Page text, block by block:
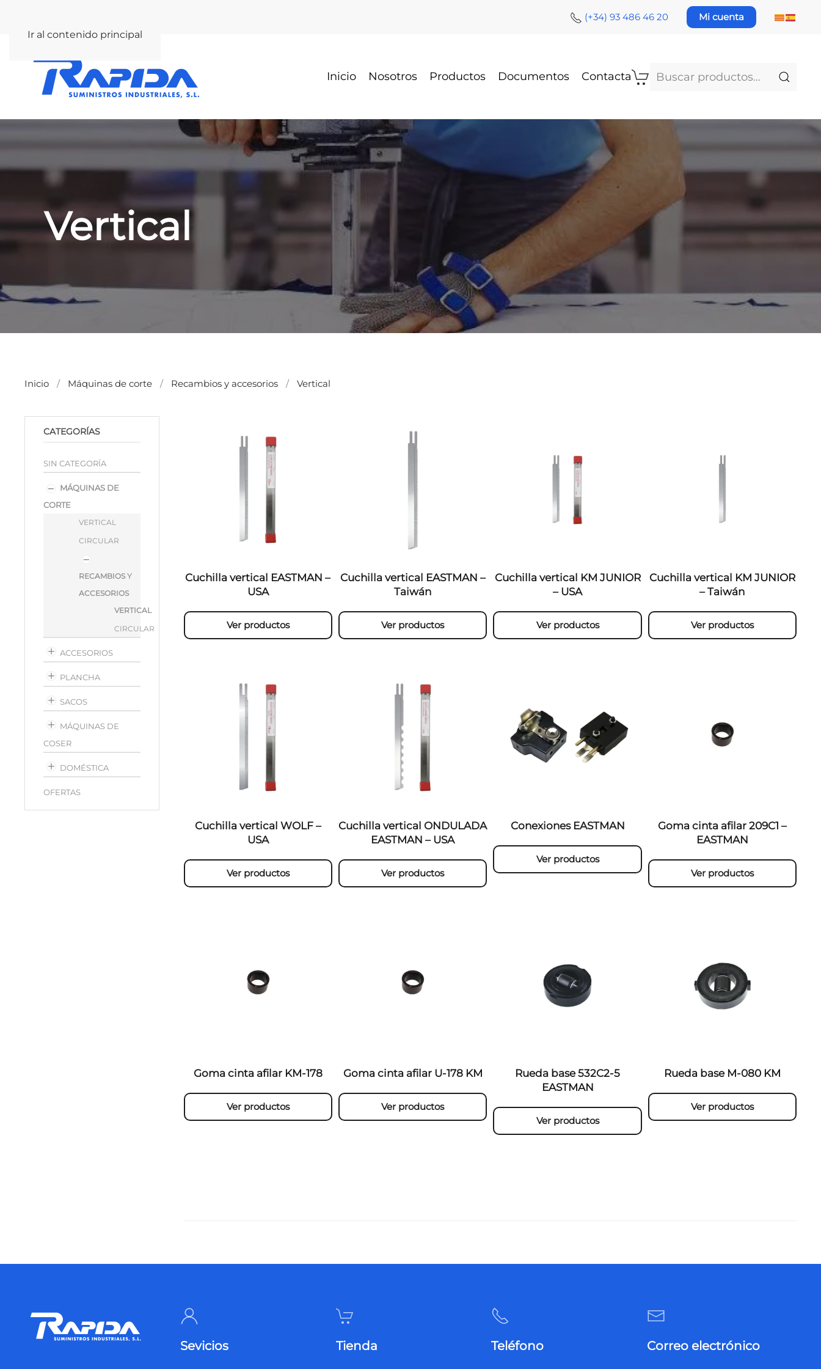
Ir al contenido principal
(+34) 93 486 46 20 Mi cuenta
Inicio Nosotros Productos Documentos Contacta
Buscar
Vertical
Inicio Máquinas de corte Recambios y accesorios Vertical
CATEGORÍAS
SIN CATEGORÍA
MÁQUINAS DE
CORTE
VERTICAL
CIRCULAR
RECAMBIOS Y
ACCESORIOS
VERTICAL
CIRCULAR
ACCESORIOS
PLANCHA
SACOS
MÁQUINAS DE
COSER
DOMÉSTICA
OFERTAS
Cuchilla vertical EASTMAN –
USA
Ver productos
Cuchilla vertical EASTMAN –
Taiwán
Ver productos
Cuchilla vertical KM JUNIOR
– USA
Ver productos
Cuchilla vertical KM JUNIOR
– Taiwán
Ver productos
Cuchilla vertical WOLF –
USA
Ver productos
Cuchilla vertical ONDULADA
EASTMAN – USA
Ver productos
Conexiones EASTMAN
Ver productos
Goma cinta afilar 209C1 –
EASTMAN
Ver productos
Goma cinta afilar KM-178
Ver productos
Goma cinta afilar U-178 KM
Ver productos
Rueda base 532C2-5
EASTMAN
Ver productos
Rueda base M-080 KM
Ver productos
Sevicios Tienda Teléfono Correo electrónico